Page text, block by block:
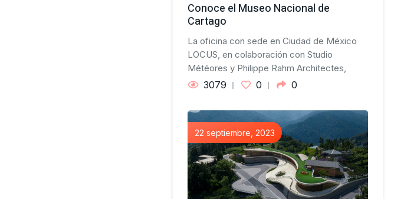
Conoce el Museo Nacional de
Cartago
La oficina con sede en Ciudad de México
LOCUS, en colaboración con Studio
Météores y Philippe Rahm Architectes,
3079 0 0
22 septiembre, 2023